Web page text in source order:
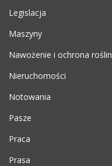
Legislacja
Maszyny
Nawożenie i ochrona roślin
Nieruchomości
Notowania
Pasze
Praca
Prasa